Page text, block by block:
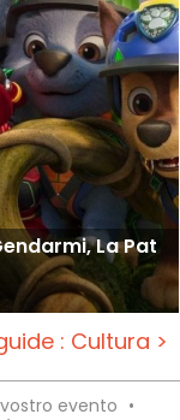
La Pat
: Cultura >
evento •